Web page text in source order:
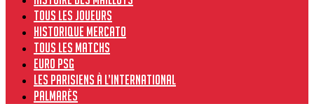
Tous les joueurs
Historique Mercato
Tous les matchs
Euro PSG
Les Parisiens à l’international
Palmarès